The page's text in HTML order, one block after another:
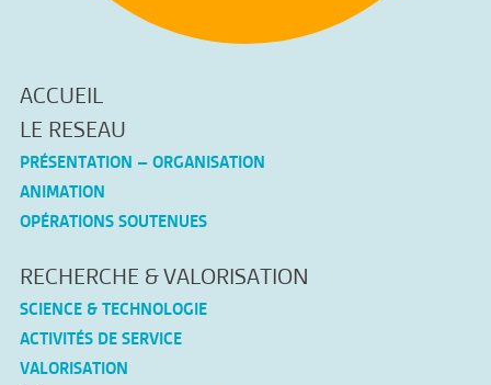
ACCUEIL
LE RESEAU
PRÉSENTATION – ORGANISATION
ANIMATION
OPÉRATIONS SOUTENUES
RECHERCHE & VALORISATION
SCIENCE & TECHNOLOGIE
ACTIVITÉS DE SERVICE
VALORISATION